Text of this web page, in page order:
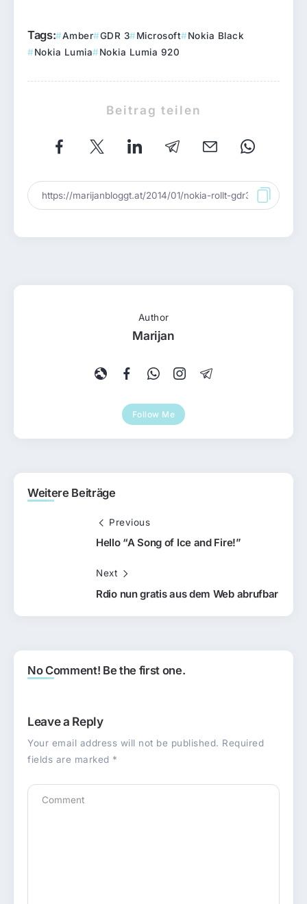
Tags: Amber GDR 3 Microsoft
Nokia Black
Nokia Lumia
Nokia Lumia 920
Beitrag teilen
Author
Marijan
Follow Me
Weitere Beiträge
Previous
Hello “A Song of Ice and Fire!”
Next
Rdio nun gratis aus dem Web abrufbar
No Comment! Be the first one.
Leave a Reply
Your email address will not be published. Required
fields are marked *